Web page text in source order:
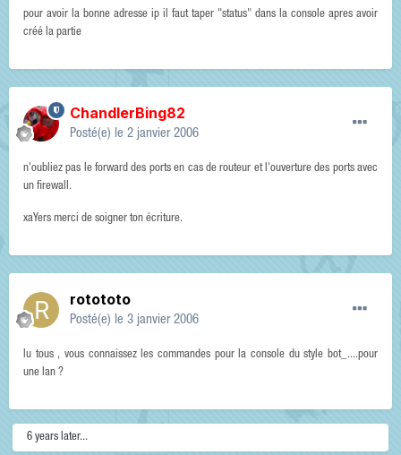
pour avoir la bonne adresse ip il faut taper "status" dans la console apres avoir
créé la partie
ChandlerBing82
Posté(e) le 2 janvier 2006
n'oubliez pas le forward des ports en cas de routeur et l'ouverture des ports avec
un firewall.
xaYers merci de soigner ton écriture.
rotototo
Posté(e) le 3 janvier 2006
lu tous , vous connaissez les commandes pour la console du style bot_....pour
une lan ?
6 years later...